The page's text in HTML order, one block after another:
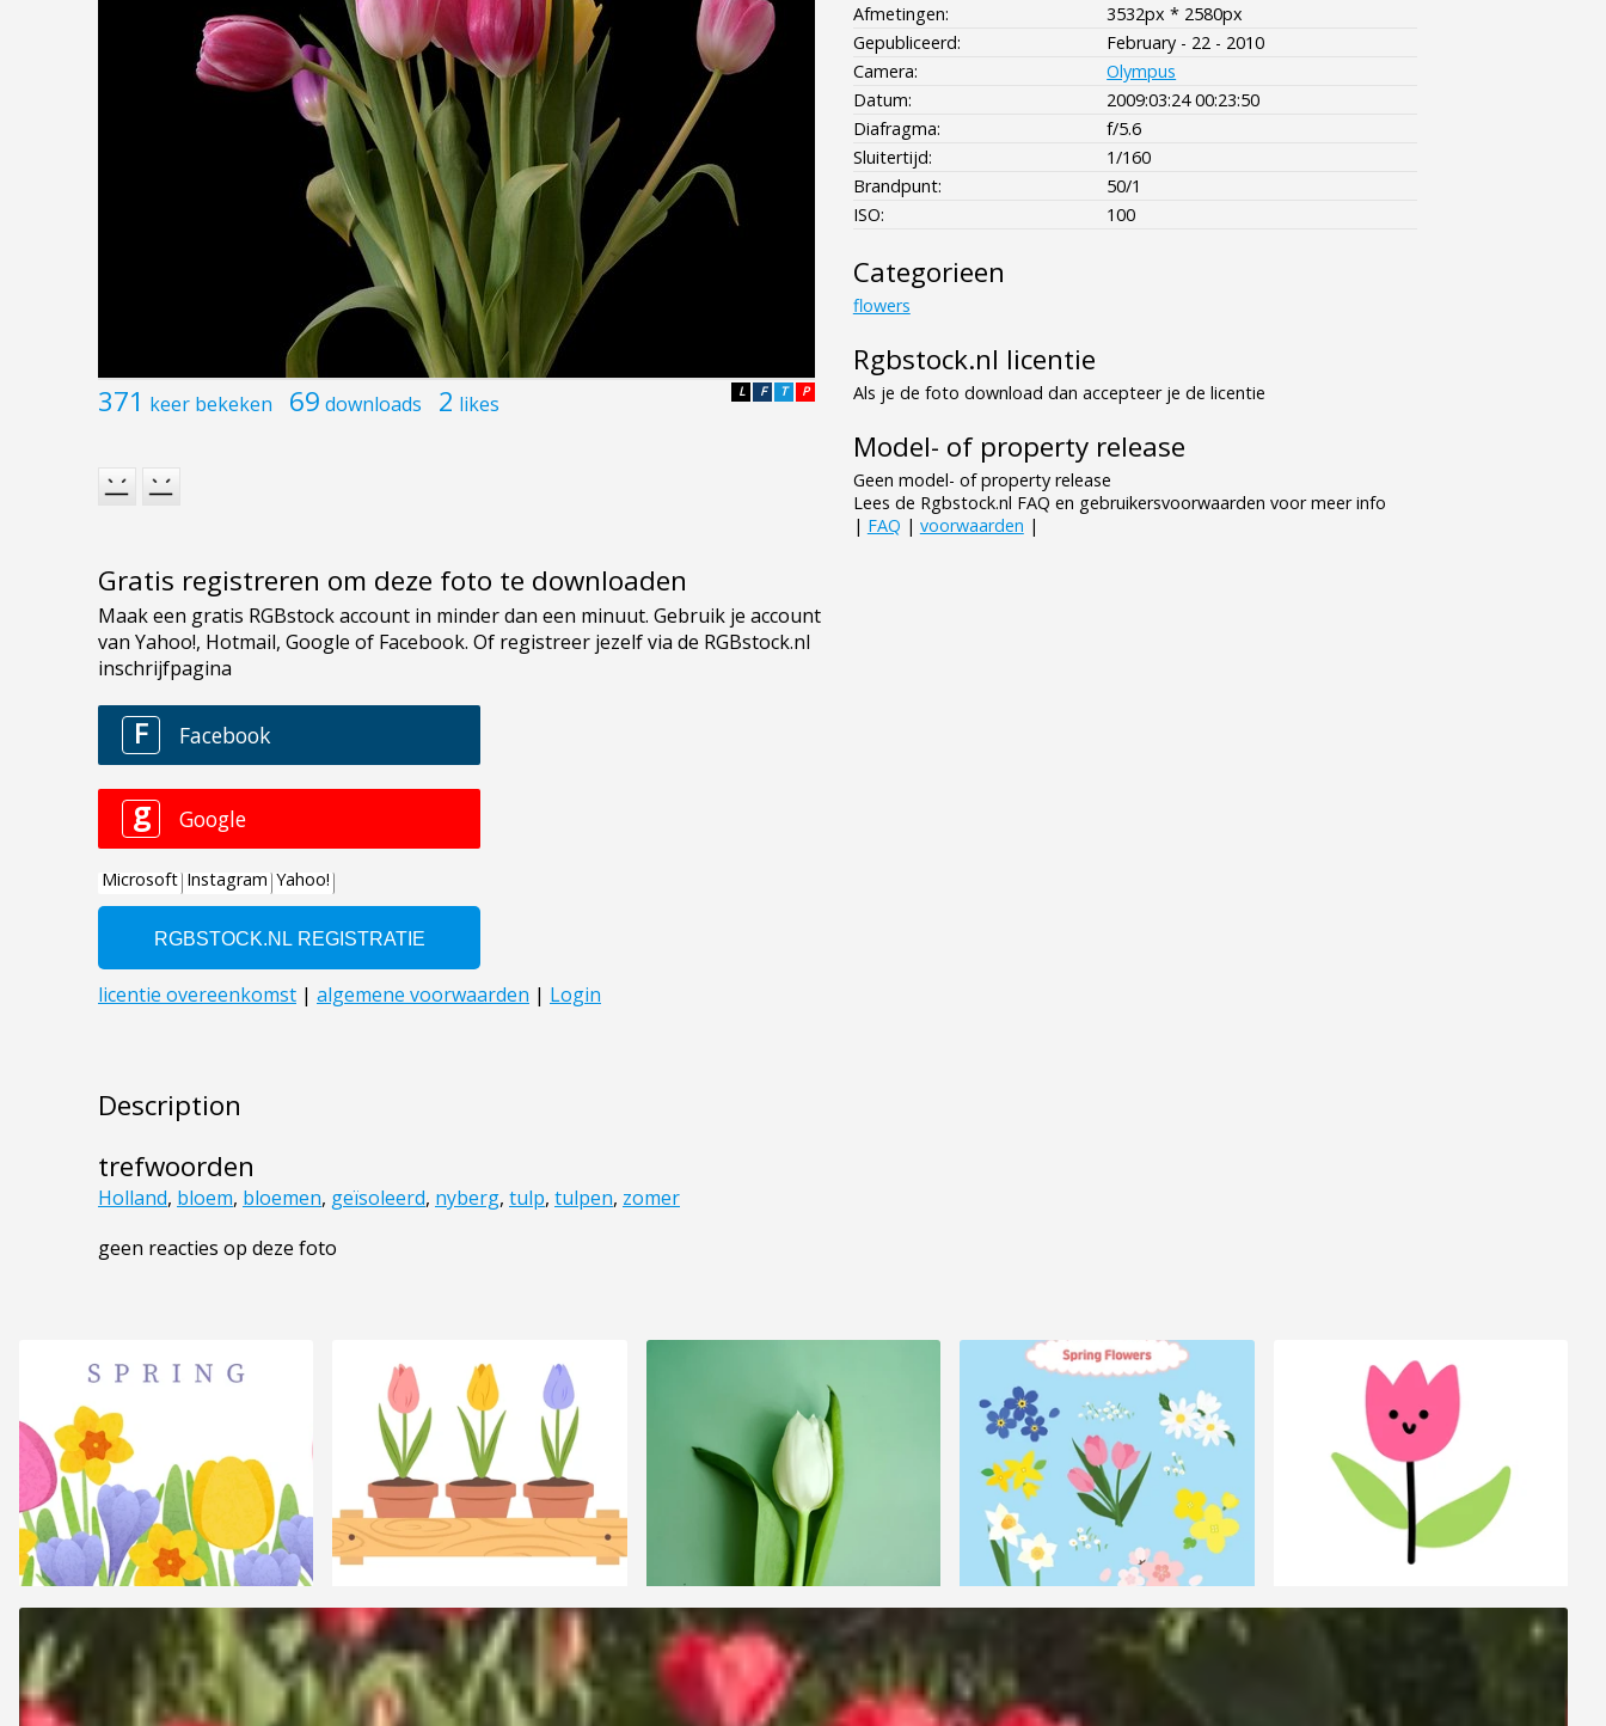
371 keer bekeken 69 downloads 2 likes P
T
F
L
Gratis registreren om deze foto te downloaden
Description
trefwoorden
Holland, bloem, bloemen, geïsoleerd, nyberg, tulp, tulpen, zomer
geen reacties op deze foto
Afmetingen:
3532px * 2580px
Gepubliceerd:
February - 22 - 2010
Camera:
Olympus
Datum:
2009:03:24 00:23:50
Diafragma:
f/5.6
Sluitertijd:
1/160
Brandpunt:
50/1
ISO:
100
Categorieen
flowers
Rgbstock.nl licentie
Als je de foto download dan accepteer je de licentie
Model- of property release
Geen model- of property release
Lees de Rgbstock.nl FAQ en gebruikersvoorwaarden voor meer info
| FAQ | voorwaarden |